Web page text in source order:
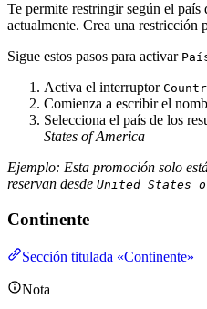
Te permite restringir según el país
actualmente. Crea una restricción
Sigue estos pasos para activar
Activa el interruptor
Comienza a escribir el
Selecciona el país de los
States of America
Ejemplo: Esta promoción solo
reservan desde United States
Continente
Sección titulada «Continente»
Nota